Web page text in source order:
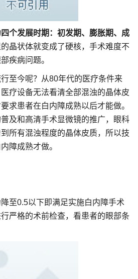
个发展时期：初发期、膨胀期、成
的晶状体就变成了硬核，手术难度不
疾病问题。
至今呢？从80年代的医疗条件来
疗设备无法看清全部混浊的晶体皮
求患者在白内障成熟以后才能做。
及和高清手术显微镜的推广，眼科
所有混浊程度的晶体皮质，所以技
障成熟才做。
至0.5以下即满足实施白内障手术
严格的术前检查，看患者的眼部条